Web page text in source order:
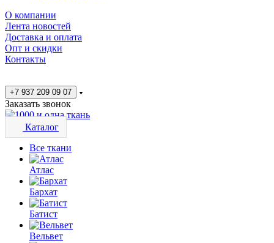
О компании
Лента новостей
Доставка и оплата
Опт и скидки
Контакты
+7 937 209 09 07
Заказать звонок
Каталог
Все ткани
Атлас
Бархат
Батист
Вельвет